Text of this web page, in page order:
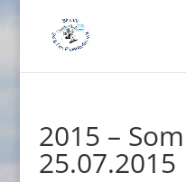
2015 –
25.07.2015